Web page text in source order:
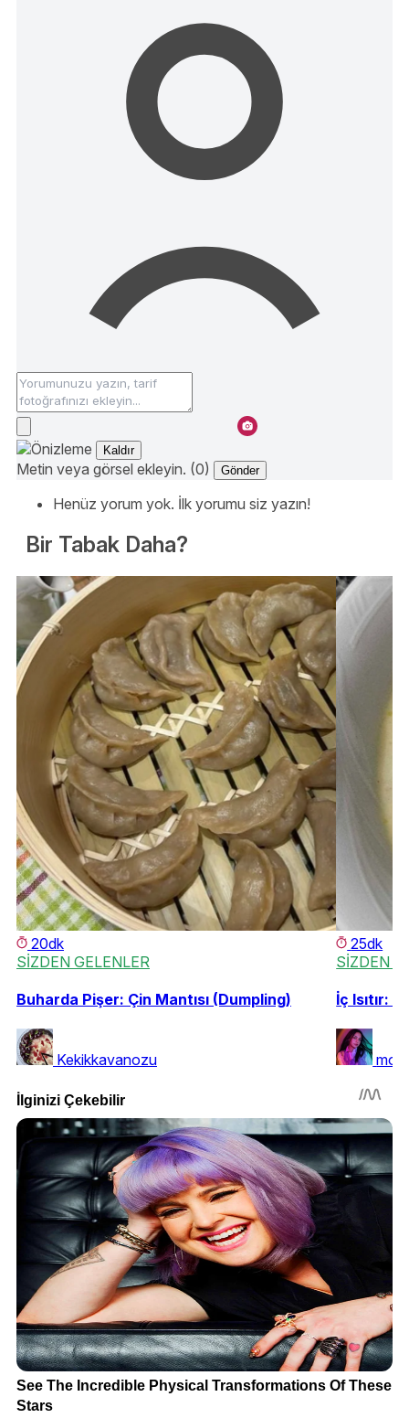
Kaldır
Metin veya görsel ekleyin. (0) Gönder
Henüz yorum yok. İlk yorumu siz yazın!
Bir Tabak Daha?
20dk
SİZDEN GELENLER
Buharda Pişer: Çin Mantısı (Dumpling)
Kekikkavanozu
25dk
SİZDEN
İç Isıtır: